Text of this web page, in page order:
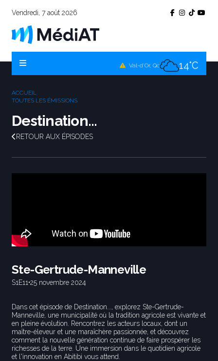
Vendredi, 7 août 2026
Val-d'Or, Qc 14°C
ACCUEIL
TOUTES LES ÉMISSIONS
Destination...
RETOUR AUX ÉPISODES
Ste-Gertrude-Manneville
S1 E11•25 novembre 2024
Dans cet épisode de Destination..., explorez Ste-Gertrude-
Manneville, une municipalité où la tradition agricole est vivante et
en pleine évolution. Rencontrez les acteurs locaux, dont un
maître-éleveur et une maraîchère passionnée, et découvrez
comment la nouvelle génération continue de faire prospérer les
richesses de la terre. Une immersion dans le quotidien agricole
et l'innovation en Abitibi vous attend.